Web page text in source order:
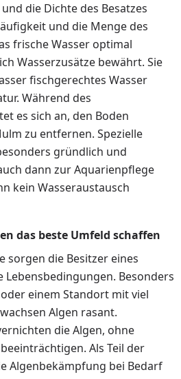
die Dichte des Besatzes
und die Menge des
frische Wasser optimal
Wasserzusätze bewährt. Sie
fischgerechtes Wasser
Während des
es sich an, den Boden
zu entfernen. Spezielle
gründlich und
dann zur Aquarienpflege
kein Wasseraustausch
das beste Umfeld schaffen
sorgen die Besitzer eines
Besonders
einem Standort mit viel
Algen rasant.
die Algen, ohne
Als Teil der
Algenbekämpfung bei Bedarf